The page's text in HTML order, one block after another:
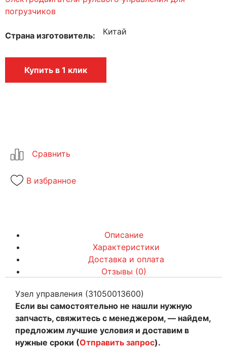
погрузчиков
Страна изготовитель Китай
Купить в 1 клик
В избранное
Описание
Характеристики
Доставка и оплата
Отзывы (0)
Узел управления (31050013600)
Если вы самостоятельно не нашли нужную
запчасть, свяжитесь с менеджером, — найдем,
предложим лучшие условия и доставим в
нужные сроки (Отправить запрос).